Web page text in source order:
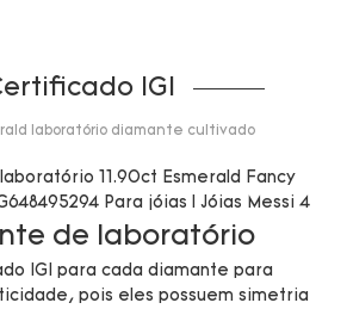
IGI
laboratório diamante cultivado
de laboratório
IGI para cada diamante para
pois eles possuem simetria